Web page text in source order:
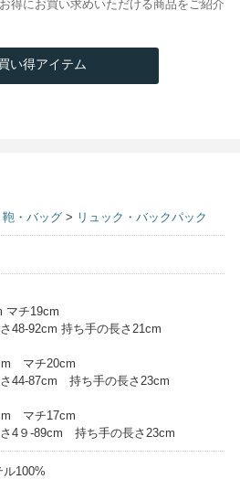
得にお買い求めいただける商品をご紹介
い得アイテム
鞄・バッグ > リュック・バックパック
マチ19cm
48-92cm 持ち手の長さ21cm
マチ20cm
44-87cm 持ち手の長さ23cm
マチ17cm
4９-89cm 持ち手の長さ23cm
100%